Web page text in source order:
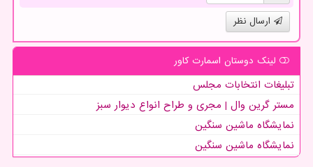
ارسال نظر
لینک دوستان اسمارت كاور
تبلیغات انتخابات مجلس
مستر گرین وال | مجری و طراح انواع دیوار سبز
نمایشگاه ماشین سنگین
نمایشگاه ماشین سنگین